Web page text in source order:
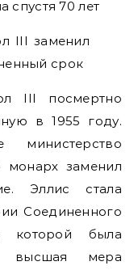
70 лет
III посмертно
в 1955 году.
министерство
монарх заменил
Эллис стала
Соединенного
которой была
высшая мера